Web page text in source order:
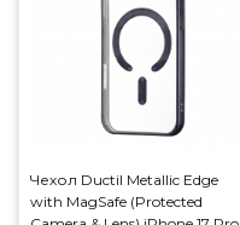
Чехол Ductil Metallic Edge
with MagSafe (Protected